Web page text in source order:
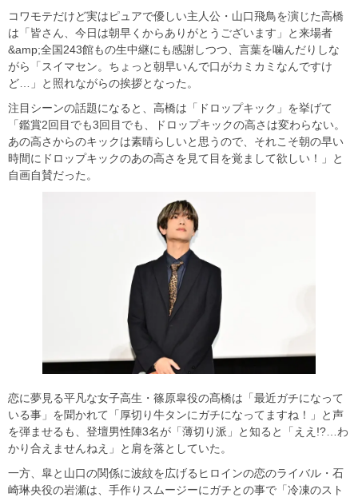
コワモテだけど実はピュアで優しい主人公・山口飛鳥を演じた高橋
は「皆さん、今日は朝早くからありがとうございます」と来場者
&amp;全国243館もの生中継にも感謝しつつ、言葉を噛んだりしな
がら「スイマセン。ちょっと朝早いんで口がカミカミなんですけ
ど…」と照れながらの挨拶となった。
注目シーンの話題になると、高橋は「ドロップキック」を挙げて
「鑑賞2回目でも3回目でも、ドロップキックの高さは変わらない。
あの高さからのキックは素晴らしいと思うので、それこそ朝の早い
時間にドロップキックのあの高さを見て目を覚まして欲しい！」と
自画自賛だった。
恋に夢見る平凡な女子高生・篠原皐役の髙橋は「最近ガチになって
いる事」を聞かれて「厚切り牛タンにガチになってますね！」と声
を弾ませるも、登壇男性陣3名が「薄切り派」と知ると「ええ!?…わ
かり合えませんねえ」と肩を落としていた。
一方、皐と山口の関係に波紋を広げるヒロインの恋のライバル・石
崎琳央役の岩瀬は、手作りスムージーにガチとの事で「冷凍のスト